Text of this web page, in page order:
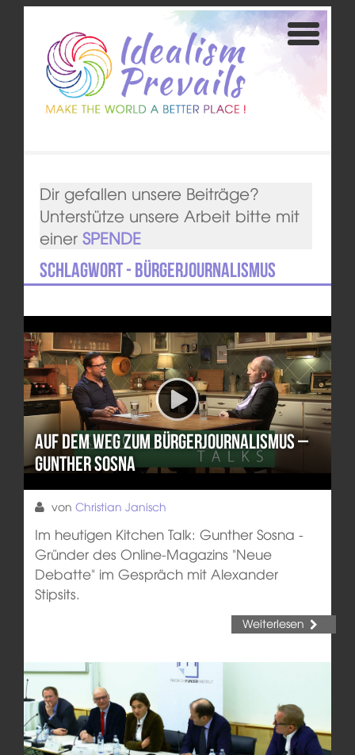
Dir gefallen unsere Beiträge?
Unterstütze unsere Arbeit bitte mit
einer SPENDE
Schlagwort - Bürgerjournalismus
Auf dem Weg zum Bürgerjournalismus –
Gunther Sosna
von Christian Janisch
Im heutigen Kitchen Talk: Gunther Sosna -
Gründer des Online-Magazins "Neue
Debatte" im Gespräch mit Alexander
Stipsits.
Weiterlesen